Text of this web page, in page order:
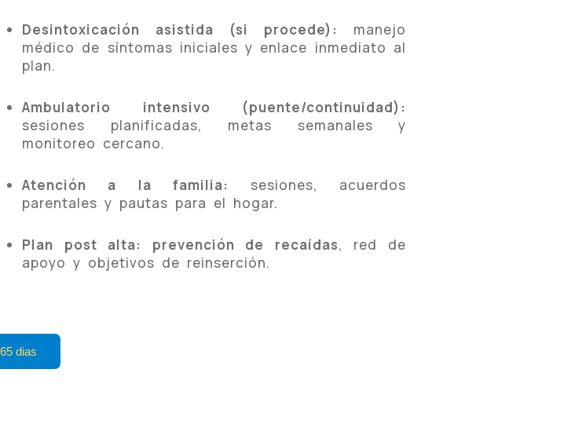
Desintoxicación asistida (si procede): manejo
médico de síntomas iniciales y enlace inmediato al
plan.
Ambulatorio intensivo (puente/continuidad):
sesiones planificadas, metas semanales y
monitoreo cercano.
Atención a la familia: sesiones, acuerdos
parentales y pautas para el hogar.
Plan post alta: prevención de recaídas, red de
apoyo y objetivos de reinserción.
dias